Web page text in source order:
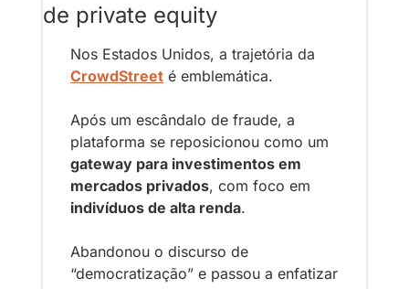
de private equity
CrowdStreet é emblemática.
Após um escândalo de fraude, a
gateway para investimentos em
mercados privados
indivíduos de alta renda.
Abandonou o discurso de